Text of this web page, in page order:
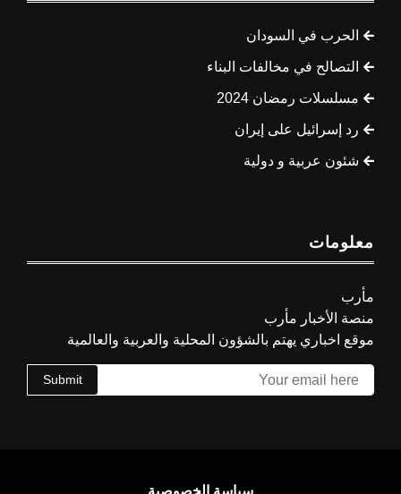
الحرب في السودان
التصالح في مخالفات البناء
مسلسلات رمضان 2024
رد إسرائيل على إيران
شئون عربية و دولية
معلومات
مأرب
منصة الأخبار مأرب
موقع اخباري يهتم بالشؤون المحلية والعربية والعالمية
Submit